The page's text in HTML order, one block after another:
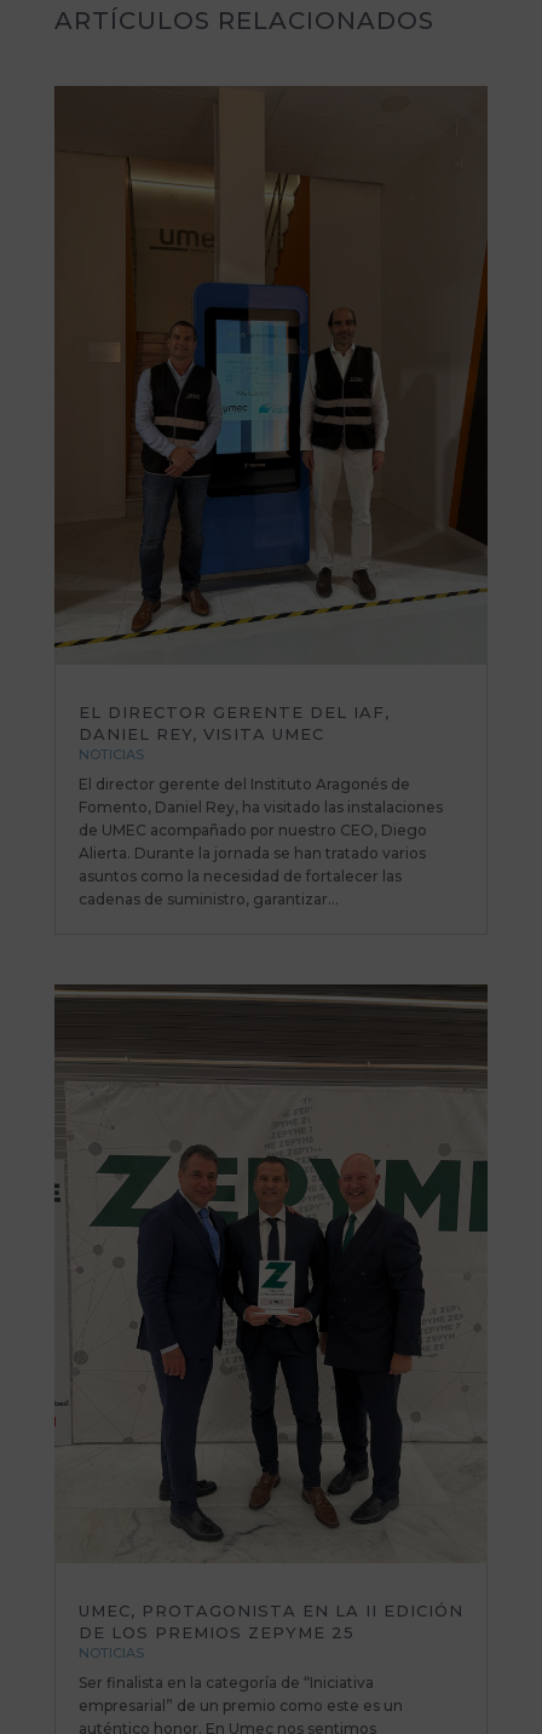
ARTÍCULOS RELACIONADOS
EL DIRECTOR GERENTE DEL IAF,
DANIEL REY, VISITA UMEC
NOTICIAS
El director gerente del Instituto Aragonés de
Fomento, Daniel Rey, ha visitado las instalaciones
de UMEC acompañado por nuestro CEO, Diego
Alierta. Durante la jornada se han tratado varios
asuntos como la necesidad de fortalecer las
cadenas de suministro, garantizar...
UMEC, PROTAGONISTA EN LA II EDICIÓN
DE LOS PREMIOS ZEPYME 25
NOTICIAS
Ser finalista en la categoría de “Iniciativa
empresarial” de un premio como este es un
auténtico honor. En Umec nos sentimos